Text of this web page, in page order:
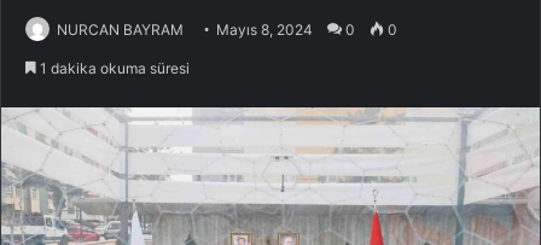
NURCAN BAYRAM Mayıs 8, 2024 0 0
1 dakika okuma süresi